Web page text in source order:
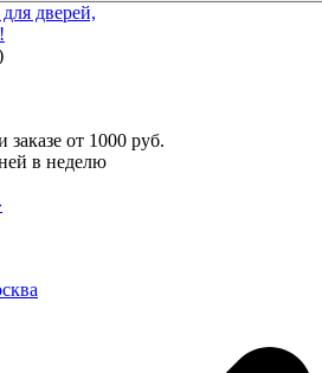
дверей,
заказе от 1000 руб.
в неделю